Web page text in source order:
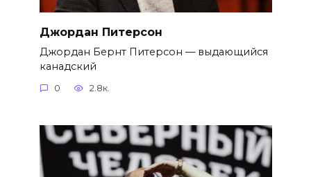
Джордан Питерсон
Джордан Бернт Питерсон — выдающийся
канадский
0 2.8к.